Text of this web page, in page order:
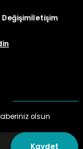
İletişim
olsun
Kaydet